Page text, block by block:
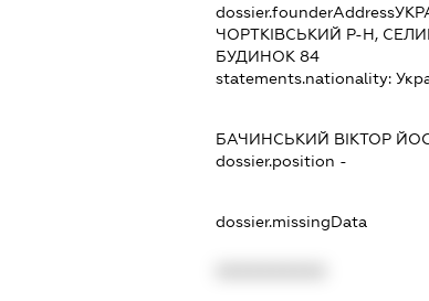
dossier.founderAddress
ЧОРТКІВСЬКИЙ Р-Н,
БУДИНОК 84
statements.nationality:
БАЧИНСЬКИЙ ВІКТОР
dossier.position -
dossier.missingData